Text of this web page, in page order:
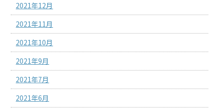
2021年12月
2021年11月
2021年10月
2021年9月
2021年7月
2021年6月